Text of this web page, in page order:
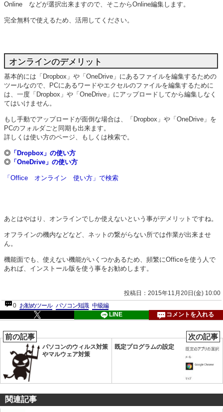
Online などが選択出来ますので、そこからOnline編集します。
完全無料で使えるため、活用してください。
オンラインのデメリット
基本的には「Dropbox」や「OneDrive」にあるファイルを編集するための
ツールなので、PCにあるワードやエクセルのファイルを編集するために
は、一度「Dropbox」や「OneDrive」にアップロードしてから編集しなく
てはいけません。
もし手動でアップロードが面倒な場合は、「Dropbox」や「OneDrive」を
PCのフォルダごと同期も出来ます。
詳しくは使い方のページ、もしくは検索で。
◎ 「Dropbox」の使い方
◎ 「OneDrive」の使い方
「Office オンライン 使い方」で検索
あとはやはり、オンラインでしか使えないという事がデメリットですね。
オフラインの機内などなど、ネットの繋がらない所では作業が出来ませ
ん。
機能面でも、使えない機能がいくつかあるため、頻繁にOfficeを使う人で
あれば、インストール版を使う事をお勧めします。
投稿日：2015年11月20日(金) 10:00
0 お勧めツール パソコン知識 中級編
LINE
コメントを入れる
前の記事
パソコンのウィルス対策
やマルウェア対策
次の記事
既定プログラムの設定
関連記事